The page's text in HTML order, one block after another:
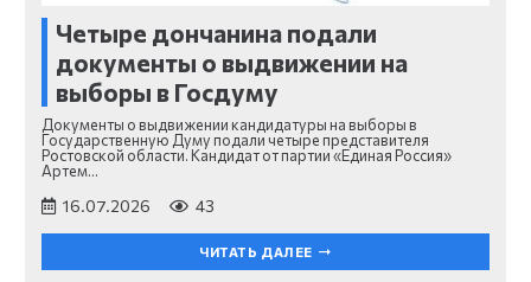
Четыре дончанина подали
документы о выдвижении на
выборы в Госдуму
Документы о выдвижении кандидатуры на выборы в
Государственную Думу подали четыре представителя
Ростовской области. Кандидат от партии «Единая Россия»
Артем…
16.07.2026 43
ЧИТАТЬ ДАЛЕЕ